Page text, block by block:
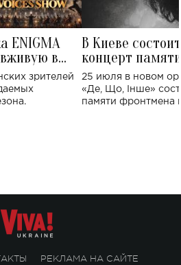
ENIGMA
в
концерт
зрителей
В Киеве
концерт
Клименко:
исполнят песни
25 июля в новом
«Де, Що, Інше»
памяти фронтмена
РЕКЛАМА НА САЙТЕ